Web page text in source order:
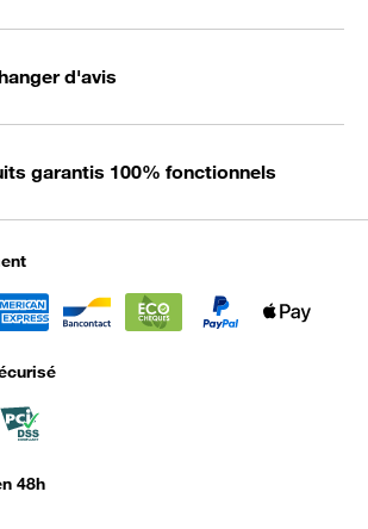
d'avis
garantis 100% fonctionnels
48h